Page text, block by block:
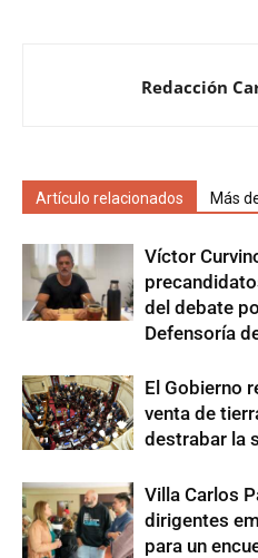
Redacción
Artículo relacionados Más
Víctor
del debate
Defensoría
El Gobierno
venta de
destrabar la
Villa Carlos
dirigentes
para un